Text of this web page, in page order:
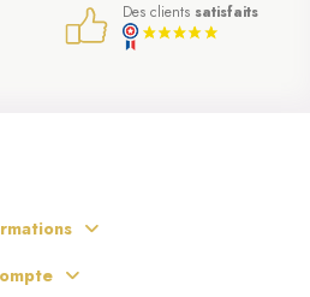
Des clients satisfaits